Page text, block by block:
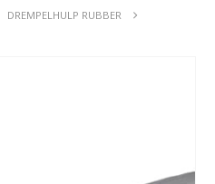
DREMPELHULP RUBBER